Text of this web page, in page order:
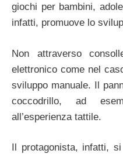
giochi per bambini,
infatti, promuove lo
Non attraverso
elettronico come nel
sviluppo manuale. Il
coccodrillo, ad
all’esperienza tattile.
Il protagonista, infatti,